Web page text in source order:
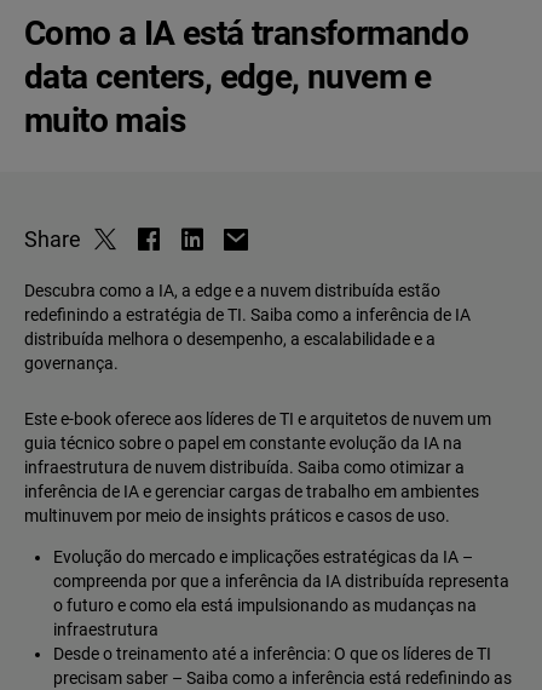
Como a IA está transformando
data centers, edge, nuvem e
muito mais
Share
Descubra como a IA, a edge e a nuvem distribuída estão
redefinindo a estratégia de TI. Saiba como a inferência de IA
distribuída melhora o desempenho, a escalabilidade e a
governança.
Este e-book oferece aos líderes de TI e arquitetos de nuvem um
guia técnico sobre o papel em constante evolução da IA na
infraestrutura de nuvem distribuída. Saiba como otimizar a
inferência de IA e gerenciar cargas de trabalho em ambientes
multinuvem por meio de insights práticos e casos de uso.
Evolução do mercado e implicações estratégicas da IA –
compreenda por que a inferência da IA distribuída representa
o futuro e como ela está impulsionando as mudanças na
infraestrutura
Desde o treinamento até a inferência: O que os líderes de TI
precisam saber – Saiba como a inferência está redefinindo as